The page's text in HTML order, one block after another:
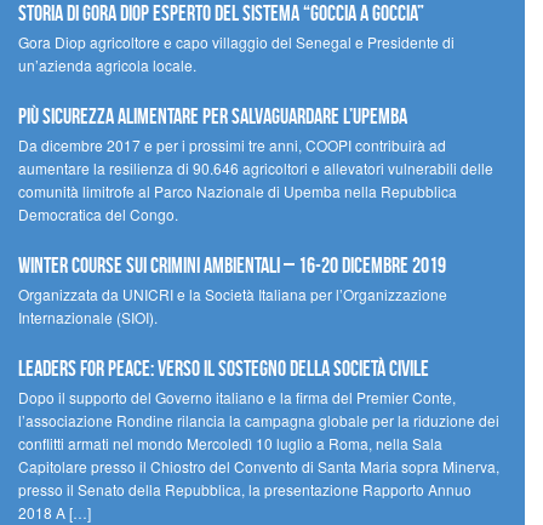
STORIA DI GORA DIOP ESPERTO DEL SISTEMA “GOCCIA A GOCCIA”
Gora Diop agricoltore e capo villaggio del Senegal e Presidente di
un’azienda agricola locale.
Più sicurezza alimentare per salvaguardare l’Upemba
Da dicembre 2017 e per i prossimi tre anni, COOPI contribuirà ad
aumentare la resilienza di 90.646 agricoltori e allevatori vulnerabili delle
comunità limitrofe al Parco Nazionale di Upemba nella Repubblica
Democratica del Congo.
Winter Course sui Crimini Ambientali – 16-20 Dicembre 2019
Organizzata da UNICRI e la Società Italiana per l’Organizzazione
Internazionale (SIOI).
Leaders for peace: verso il sostegno della società civile
Dopo il supporto del Governo italiano e la firma del Premier Conte,
l’associazione Rondine rilancia la campagna globale per la riduzione dei
conflitti armati nel mondo Mercoledì 10 luglio a Roma, nella Sala
Capitolare presso il Chiostro del Convento di Santa Maria sopra Minerva,
presso il Senato della Repubblica, la presentazione Rapporto Annuo
2018 A […]